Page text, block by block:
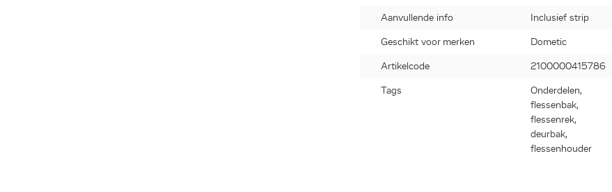
Aanvullende info Inclusief strip
Geschikt voor merken Dometic
Artikelcode 2100000415786
Tags
Onderdelen,
flessenbak,
flessenrek,
deurbak,
flessenhouder